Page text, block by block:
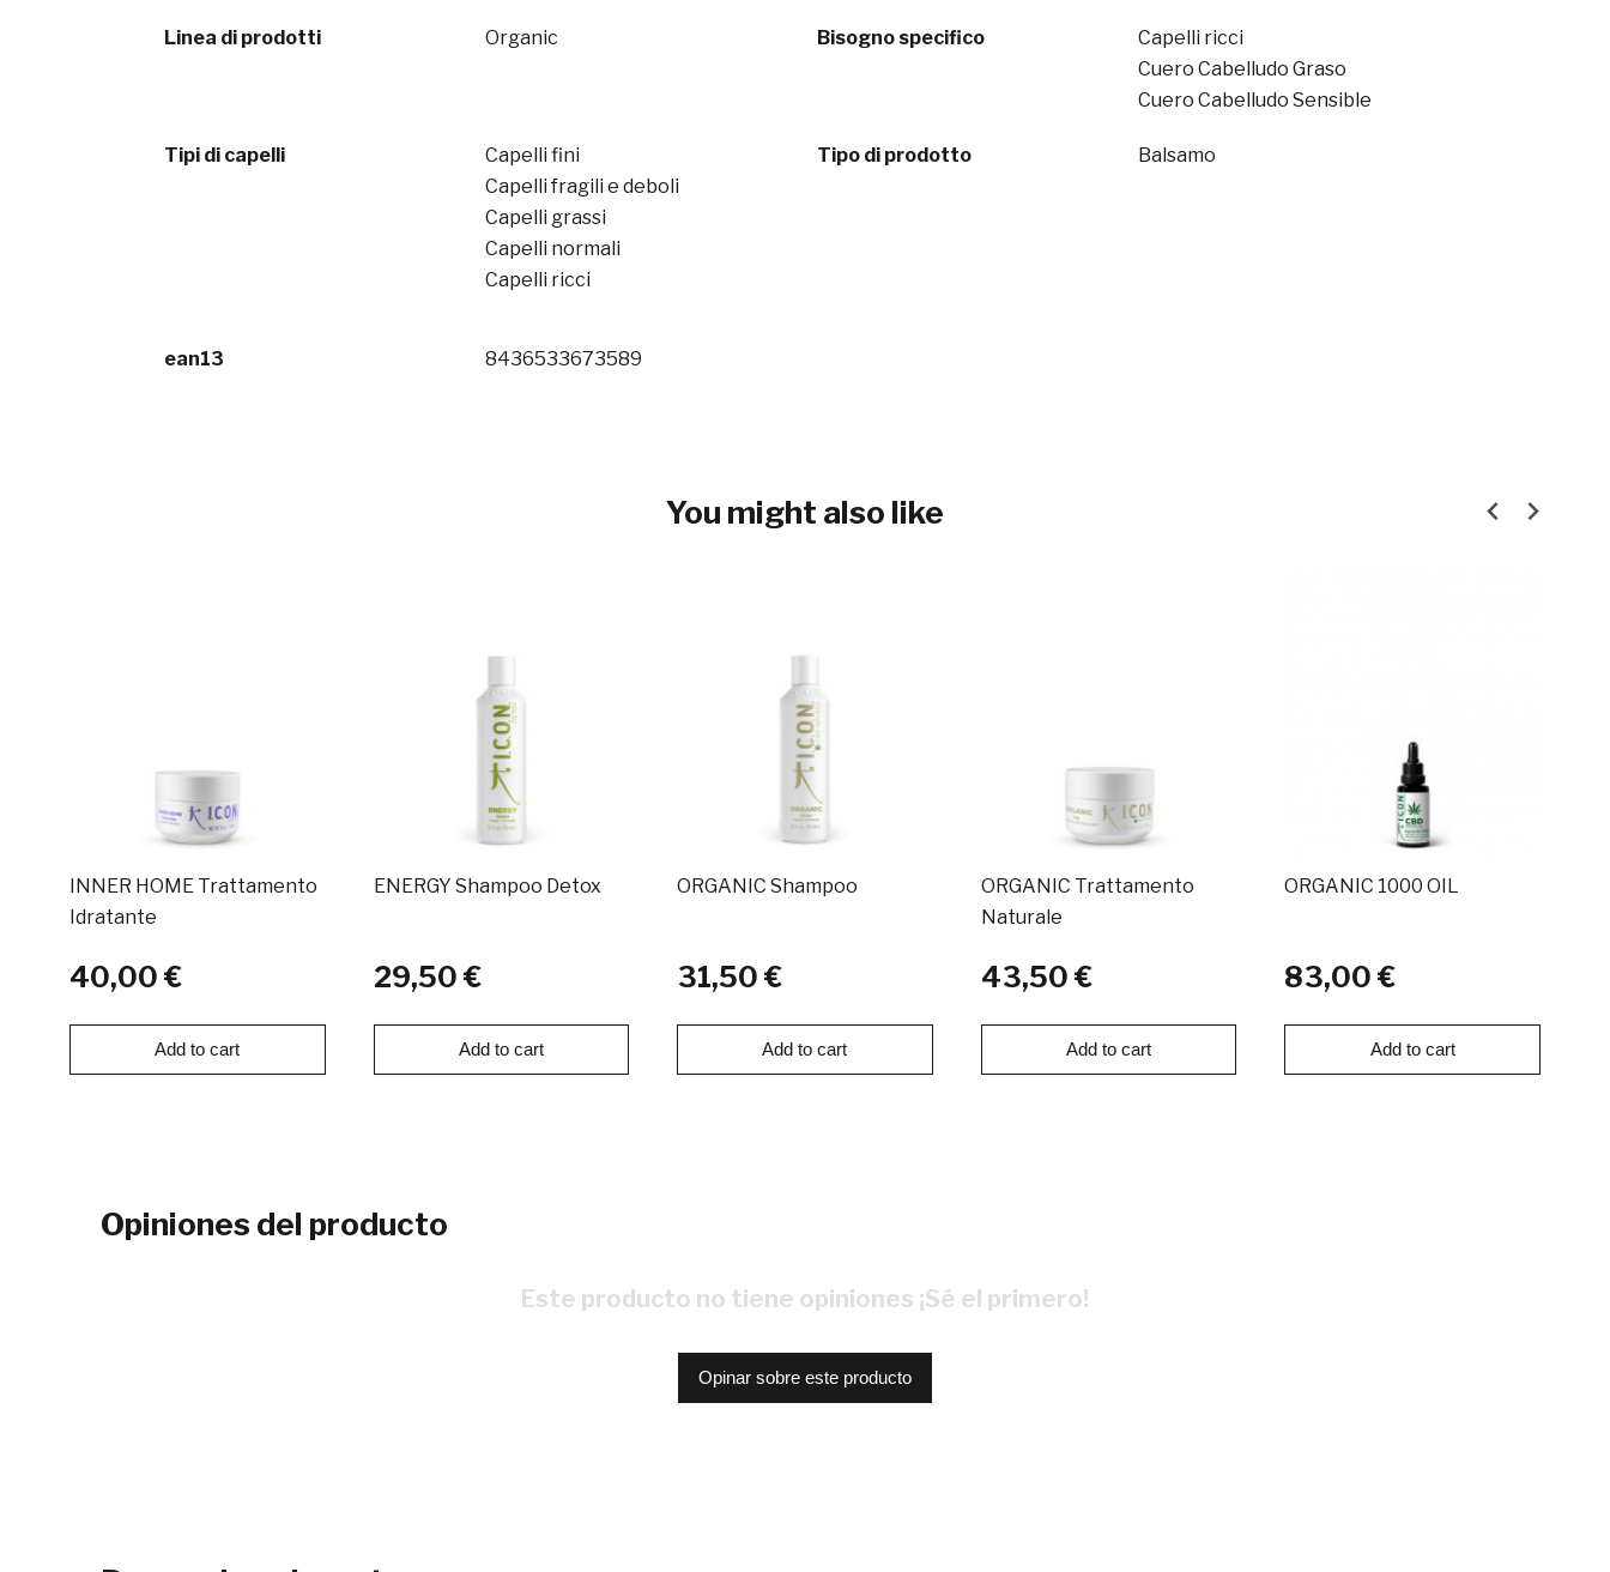
Linea di prodotti Organic Bisogno specifico
Capelli ricci
Cuero Cabelludo Graso
Cuero Cabelludo Sensible
Tipi di capelli
Capelli fini
Capelli fragili e deboli
Capelli grassi
Capelli normali
Capelli ricci
Tipo di prodotto Balsamo
ean13 8436533673589
You might also like
INNER HOME Trattamento
Idratante
40,00 €
Add to cart
ENERGY Shampoo Detox
29,50 €
Add to cart
ORGANIC Shampoo
31,50 €
Add to cart
ORGANIC Trattamento
Naturale
43,50 €
Add to cart
ORGANIC 1000 OIL
83,00 €
Add to cart
Opiniones del producto
Este producto no tiene opiniones ¡Sé el primero!
Opinar sobre este producto